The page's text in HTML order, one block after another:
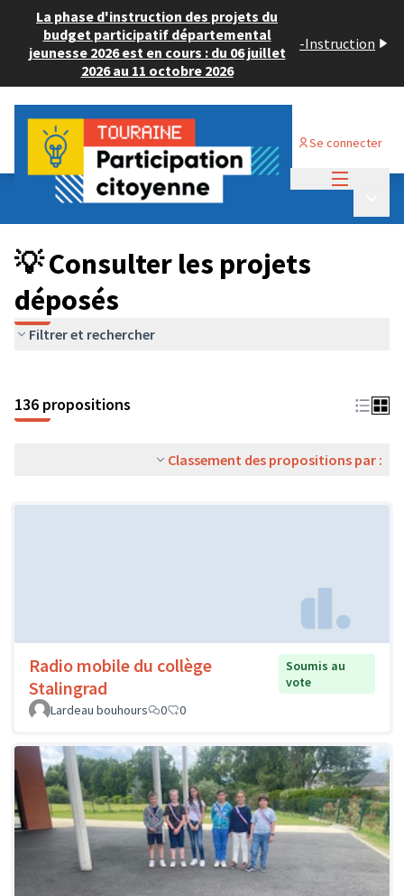
La phase d'instruction des projets du
budget participatif départemental
jeunesse 2026 est en cours : du 06 juillet
2026 au 11 octobre 2026
-Instruction
Se connecter
Budget Participatif JEUNESSE 2024
💡 Consulter les projets déposés
💡 Consulter les projets
déposés
Filtrer et rechercher
136 propositions
Classement des propositions par :
Radio mobile du collège
Stalingrad
Soumis au
vote
Lardeau bouhours
0 0